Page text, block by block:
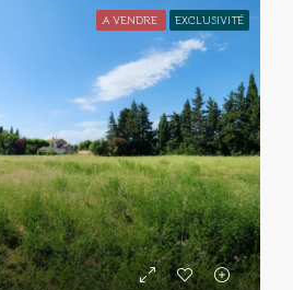
A VENDRE EXCLUSIVITÉ